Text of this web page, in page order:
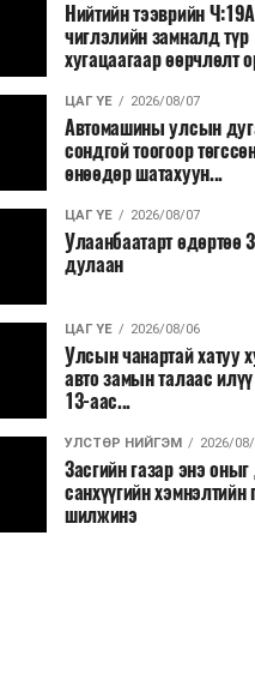
Нийтийн тээврийн Ч:19А
чиглэлийн замналд түр
хугацаагаар өөрчлөлт
ЦАГ ҮЕ 2026/08/07
Автомашины улсын
сондгой тоогоор
өнөөдөр шатахуун...
ЦАГ ҮЕ 2026/08/07
Улаанбаатарт өдөртөө
дулаан
ЦАГ ҮЕ 2026/08/06
Улсын чанартай хатуу
авто замын талаас
13-аас...
УЛСТӨР НИЙГЭМ 2026/
Засгийн газар энэ
санхүүгийн хэмнэлтийн
шилжинэ